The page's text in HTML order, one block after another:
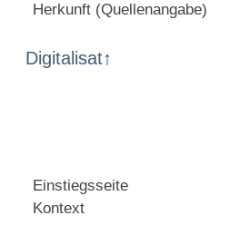
Herkunft (Quellenangabe)
Digitalisat↑
Einstiegsseite
Kontext